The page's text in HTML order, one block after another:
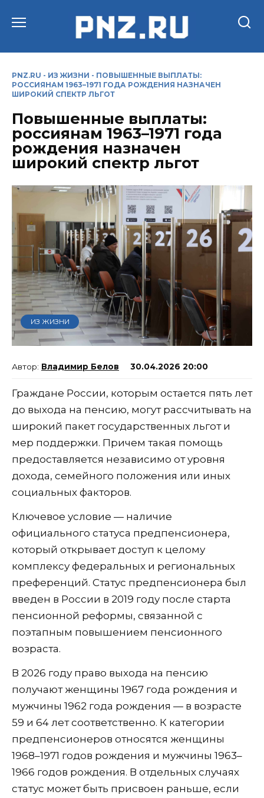
PNZ.RU - ИЗ ЖИЗНИ - ПОВЫШЕННЫЕ ВЫПЛАТЫ:
РОССИЯНАМ 1963–1971 ГОДА РОЖДЕНИЯ НАЗНАЧЕН
ШИРОКИЙ СПЕКТР ЛЬГОТ
Повышенные выплаты:
россиянам 1963–1971 года
рождения назначен
широкий спектр льгот
ИЗ ЖИЗНИ
Владимир Белов 30.04.2026 20:00
Граждане России, которым остается пять лет
до выхода на пенсию, могут рассчитывать на
широкий пакет государственных льгот и
мер поддержки. Причем такая помощь
предоставляется независимо от уровня
дохода, семейного положения или иных
социальных факторов.
Ключевое условие — наличие
официального статуса предпенсионера,
который открывает доступ к целому
комплексу федеральных и региональных
преференций. Статус предпенсионера был
введен в России в 2019 году после старта
пенсионной реформы, связанной с
поэтапным повышением пенсионного
возраста.
В 2026 году право выхода на пенсию
получают женщины 1967 года рождения и
мужчины 1962 года рождения — в возрасте
59 и 64 лет соответственно. К категории
предпенсионеров относятся женщины
1968–1971 годов рождения и мужчины 1963–
1966 годов рождения. В отдельных случаях
статус может быть присвоен раньше, если